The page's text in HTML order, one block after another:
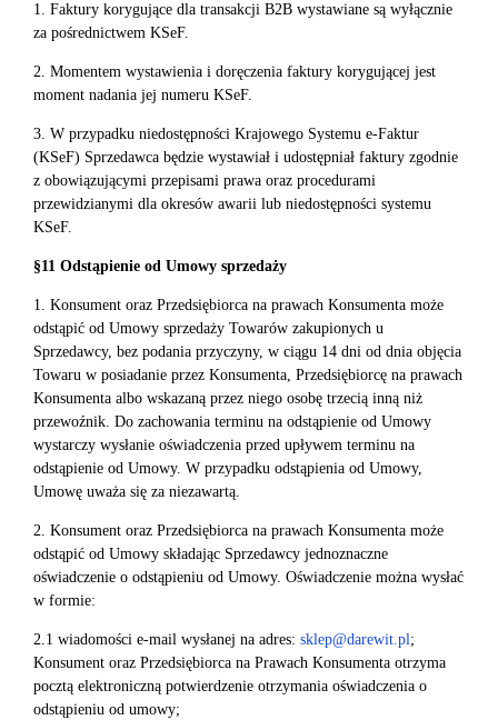
1. Faktury korygujące dla transakcji B2B wystawiane są wyłącznie
za pośrednictwem KSeF.
2. Momentem wystawienia i doręczenia faktury korygującej jest
moment nadania jej numeru KSeF.
3. W przypadku niedostępności Krajowego Systemu e-Faktur
(KSeF) Sprzedawca będzie wystawiał i udostępniał faktury zgodnie
z obowiązującymi przepisami prawa oraz procedurami
przewidzianymi dla okresów awarii lub niedostępności systemu
KSeF.
§11 Odstąpienie od Umowy sprzedaży
1. Konsument oraz Przedsiębiorca na prawach Konsumenta może
odstąpić od Umowy sprzedaży Towarów zakupionych u
Sprzedawcy, bez podania przyczyny, w ciągu 14 dni od dnia objęcia
Towaru w posiadanie przez Konsumenta, Przedsiębiorcę na prawach
Konsumenta albo wskazaną przez niego osobę trzecią inną niż
przewoźnik. Do zachowania terminu na odstąpienie od Umowy
wystarczy wysłanie oświadczenia przed upływem terminu na
odstąpienie od Umowy. W przypadku odstąpienia od Umowy,
Umowę uważa się za niezawartą.
2. Konsument oraz Przedsiębiorca na prawach Konsumenta może
odstąpić od Umowy składając Sprzedawcy jednoznaczne
oświadczenie o odstąpieniu od Umowy. Oświadczenie można wysłać
w formie:
2.1 wiadomości e-mail wysłanej na adres: sklep@darewit.pl;
Konsument oraz Przedsiębiorca na Prawach Konsumenta otrzyma
pocztą elektroniczną potwierdzenie otrzymania oświadczenia o
odstąpieniu od umowy;